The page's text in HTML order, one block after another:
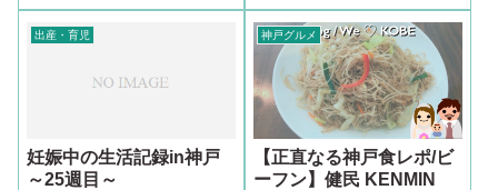
出産・育児
妊娠中の生活記録in神戸
～25週目～
神戸グルメ
【正直なる神戸食レポ/ビ
ーフン】健民 KENMIN